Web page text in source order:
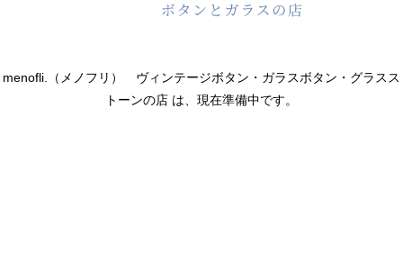
menofli.（メノフリ） ヴィンテージボタン・ガラスボタン・グラスス
トーンの店 は、現在準備中です。